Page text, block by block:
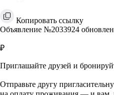
Копировать ссылку
Объявление №2033924
₽
Приглашайте друзей и
Отправьте другу